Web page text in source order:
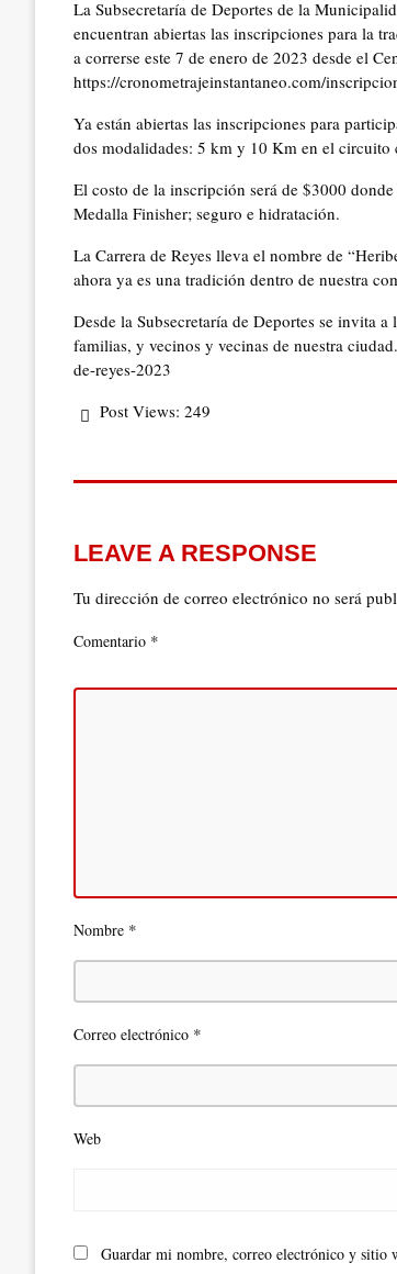
La Subsecretaría de Deportes de la
encuentran abiertas las inscripciones para la
a correrse este 7 de enero de 2023 desde el
https://cronometrajeinstantaneo.com/
Ya están abiertas las inscripciones para
dos modalidades: 5 km y 10 Km en el
El costo de la inscripción será de $3000
Medalla Finisher; seguro e hidratación.
La Carrera de Reyes lleva el nombre de
ahora ya es una tradición dentro de nuestra
Desde la Subsecretaría de Deportes se invita
familias, y vecinos y vecinas de nuestra
de-reyes-2023
Post Views: 249
LEAVE A RESPONSE
Tu dirección de correo electrónico no será
Comentario *
Nombre *
Correo electrónico *
Web
Guardar mi nombre, correo electrónico y sitio